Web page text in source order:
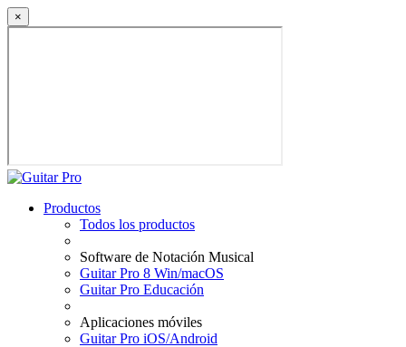
×
Productos
Todos los productos
Software de Notación Musical
Guitar Pro 8 Win/macOS
Guitar Pro Educación
Aplicaciones móviles
Guitar Pro iOS/Android